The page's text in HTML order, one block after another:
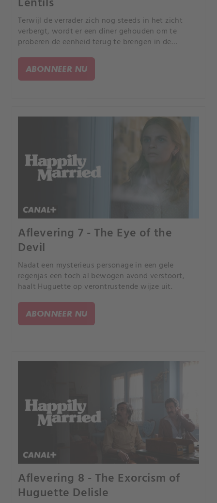
Terwijl de verrader zich nog steeds in het zicht
verbergt, wordt er een diner gehouden om te
proberen de eenheid terug te brengen in de
komt de waarheid aan het licht.
ABONNEER NU
Aflevering 7 - The Eye of the
Devil
Nadat een mysterieus personage in een gele
regenjas een toch al bewogen avond verstoort,
haalt Huguette op verontrustende wijze uit.
ABONNEER NU
Aflevering 8 - The Exorcism of
Huguette Delisle